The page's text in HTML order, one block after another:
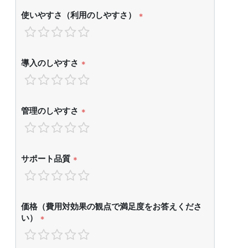
使いやすさ（利用のしやすさ） *
導入のしやすさ *
管理のしやすさ *
サポート品質 *
価格（費用対効果の観点で満足度をお答えくださ
い）
*